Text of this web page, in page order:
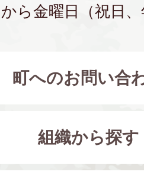
ら金曜日（祝日
町へのお問い合
組織から探す